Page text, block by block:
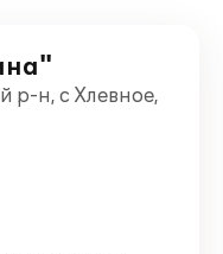
р-н, с Хлевное,